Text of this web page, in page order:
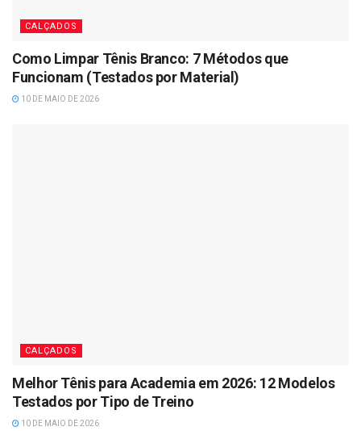
CALÇADOS
Como Limpar Tênis Branco: 7 Métodos que
Funcionam (Testados por Material)
10 DE MAIO DE 2026
CALÇADOS
Melhor Tênis para Academia em 2026: 12 Modelos
Testados por Tipo de Treino
10 DE MAIO DE 2026